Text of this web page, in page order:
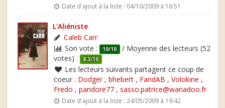
Date d'ajout à la liste : 04/10/2009 à 16:51
L'Aliéniste
Caleb Carr
Son vote :
10/10 / Moyenne des lecteurs (52
votes) :
8.3/10
Les lecteurs suivants partagent ce coup de
coeur : Dodger, bhebert , FandAB , Volokine ,
Fredo , pandore77 , sasso.patrice@wanadoo.fr
Date d'ajout à la liste : 24/05/2009 à 19:42